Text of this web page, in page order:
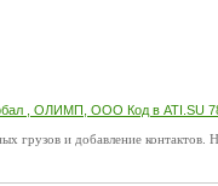
, ОЛИМП, ООО Код в ATI.SU
грузов и добавление контактов.